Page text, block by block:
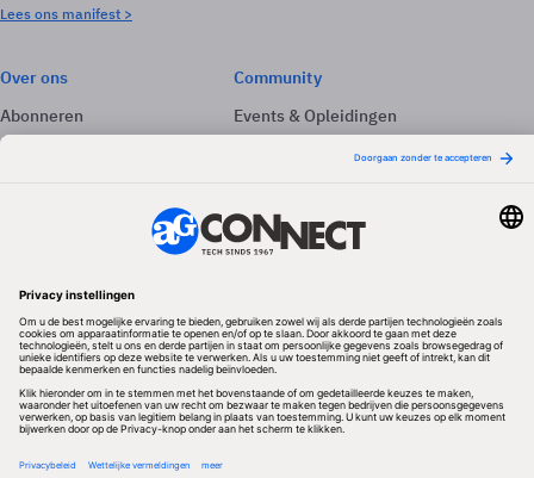
Lees ons manifest >
Over ons
Abonneren
Adverteren
Community
Events & Opleidingen
Nieuwsbrieven
Volg ons
Redactionele partner